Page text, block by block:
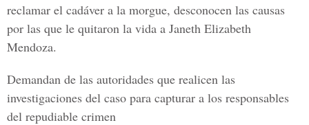
reclamar el cadáver a la morgue, desconocen las causas
por las que le quitaron la vida a Janeth Elizabeth
Mendoza.
Demandan de las autoridades que realicen las
investigaciones del caso para capturar a los responsables
del repudiable crimen